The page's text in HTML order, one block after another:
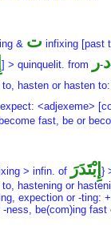
& ت infixing [past
] > quinquelit. from د-ر
hasten or hasten to:
<adjexeme>
fast, be or
> infin. of إِبْتَدَرَ }
hastening or
expection or -ting:
ness, be(com)ing fast